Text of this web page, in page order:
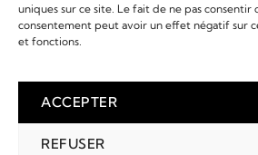
uniques sur ce site. Le fait de ne pas consentir
consentement peut avoir un effet négatif sur
et fonctions.
ACCEPTER
REFUSER
Liens utiles
2026 © TIMEKEEPING - Réalisé par